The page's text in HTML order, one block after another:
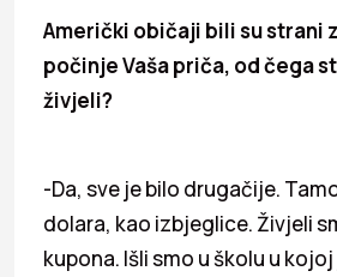
Američki običaji bili su strani
počinje Vaša priča, od čega
živjeli?
-Da, sve je bilo drugačije.
dolara, kao izbjeglice. Živjeli
kupona. Išli smo u školu u